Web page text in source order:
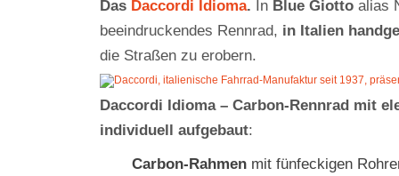
YouTub
entsper
Das Daccordi Idioma. In Blue Giotto alias
beeindruckendes Rennrad, in Italien
die Straßen zu erobern.
Daccordi Idioma – Carbon-Rennrad mit
individuell aufgebaut:
Carbon-Rahmen mit fünfeckigen